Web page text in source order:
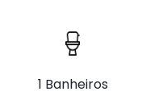
1 Banheiros